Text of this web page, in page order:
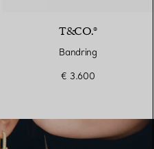
T&CO.®
Bandring
€ 3.600